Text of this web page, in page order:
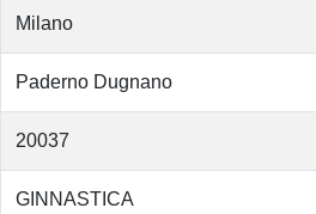
Milano
Paderno Dugnano
20037
GINNASTICA